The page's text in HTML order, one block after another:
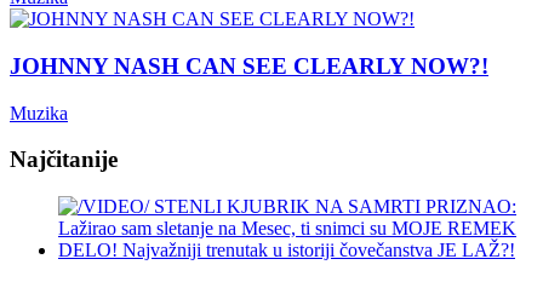
JOHNNY NASH CAN SEE CLEARLY NOW?!
Muzika
Najčitanije